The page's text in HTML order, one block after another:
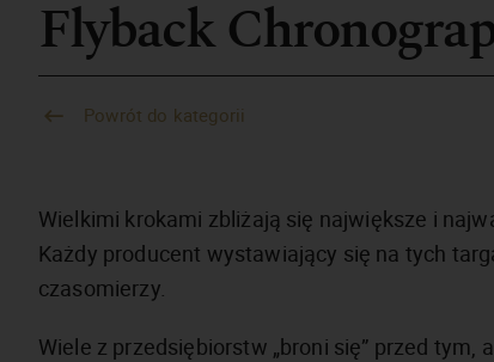
Flyback
Powrót do kategorii
Wielkimi krokami zbliżają się największe i
Każdy producent wystawiający się na tych
czasomierzy.
Wiele z przedsiębiorstw „broni się” przed